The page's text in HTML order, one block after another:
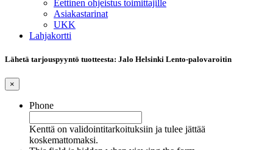
Eettinen ohjeistus toimittajille
Asiakastarinat
UKK
Lahjakortti
Lähetä tarjouspyyntö tuotteesta: Jalo Helsinki Lento-palovaroitin
×
Phone
Kenttä on validointitarkoituksiin ja tulee jättää
koskemattomaksi.